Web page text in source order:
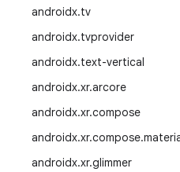
androidx.tv
androidx.tvprovider
androidx.text-vertical
androidx.xr.arcore
androidx.xr.compose
androidx.xr.compose.
androidx.xr.glimmer